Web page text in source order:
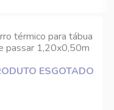
térmico para tábua
passar 1,20x0,50m
ESGOTADO